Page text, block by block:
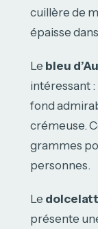
cuillère de
épaisse
Le bleu
intéressant
fond
crémeuse.
grammes
personnes.
Le
présente